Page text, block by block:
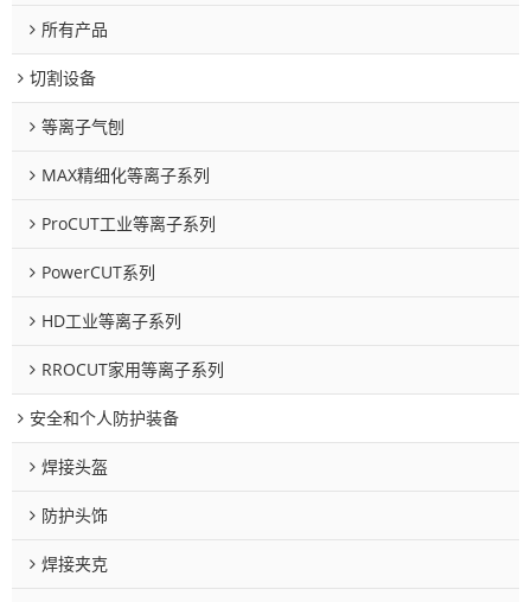
所有产品
切割设备
等离子气刨
MAX精细化等离子系列
ProCUT工业等离子系列
PowerCUT系列
HD工业等离子系列
RROCUT家用等离子系列
安全和个人防护装备
焊接头盔
防护头饰
焊接夹克